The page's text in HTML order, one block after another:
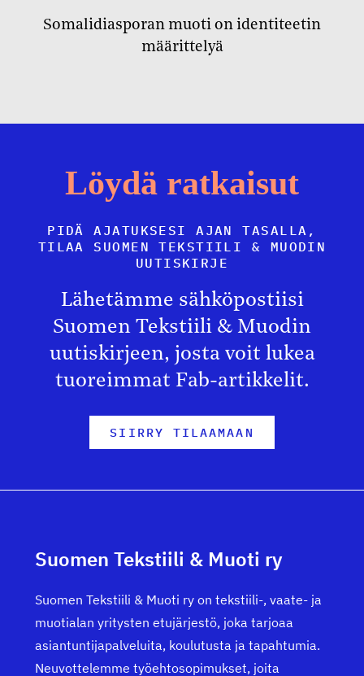
Somalidiasporan muoti on identiteetin
määrittelyä
Löydä ratkaisut
PIDÄ AJATUKSESI AJAN TASALLA,
TILAA SUOMEN TEKSTIILI & MUODIN
UUTISKIRJE
Lähetämme sähköpostiisi
Suomen Tekstiili & Muodin
uutiskirjeen, josta voit lukea
tuoreimmat Fab-artikkelit.
SIIRRY TILAAMAAN
Suomen Tekstiili & Muoti ry
Suomen Tekstiili & Muoti ry on tekstiili-, vaate- ja
muotialan yritysten etujärjestö, joka tarjoaa
asiantuntijapalveluita, koulutusta ja tapahtumia.
Neuvottelemme työehtosopimukset, joita